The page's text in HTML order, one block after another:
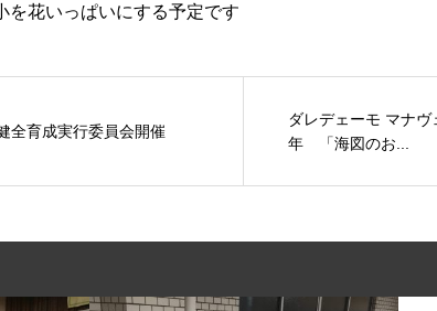
を花いっぱいにする予定です
全育成実行委員会開催
ダレデェーモ マナ
年 「海図のお...